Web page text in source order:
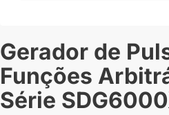
Gerador de
Funções
Série